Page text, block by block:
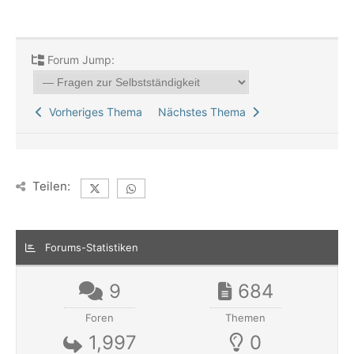
Forum Jump:
Vorheriges Thema Nächstes Thema
Teilen:
Forums-Statistiken
9
Foren
684
Themen
1,997 0